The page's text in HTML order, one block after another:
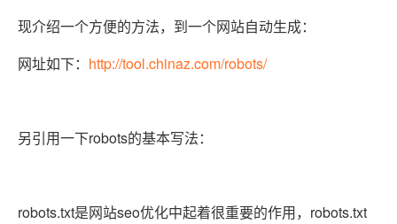
现介绍一个方便的方法，到一个网站自动生成：
网址如下： http://tool.chinaz.com/robots/
另引用一下robots的基本写法：
robots.txt是网站seo优化中起着很重要的作用，robots.txt